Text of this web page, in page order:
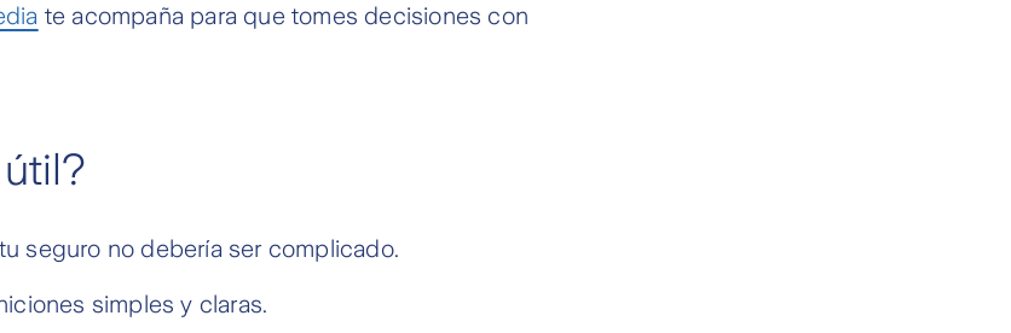
te acompaña para que tomes decisiones con
seguro no debería ser complicado.
simples y claras.